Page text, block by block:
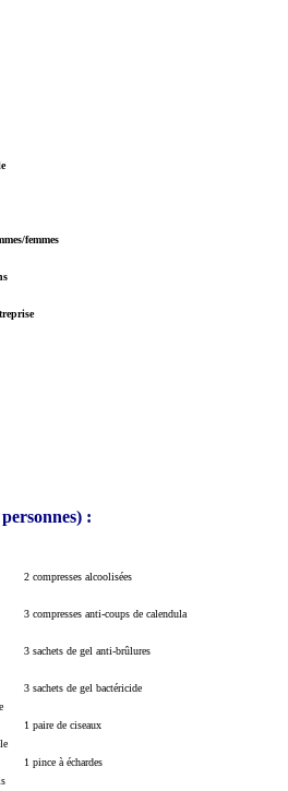
femmes
:
2 compresses alcoolisées
3 compresses anti-coups de calendula
3 sachets de gel anti-brûlures
3 sachets de gel bactéricide
1 paire de ciseaux
1 pince à échardes